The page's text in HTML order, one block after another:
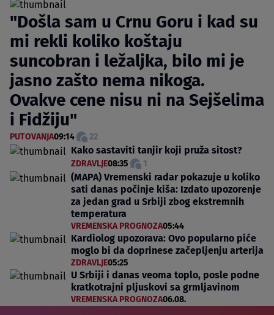
"Došla sam u Crnu Goru i kad su
mi rekli koliko koštaju
suncobran i ležaljka, bilo mi je
jasno zašto nema nikoga.
Ovakve cene nisu ni na Sejšelima
i Fidžiju"
PUTOVANJA09:14 22
Kako sastaviti tanjir koji pruža sitost?
ZDRAVLJE08:35 1
(MAPA) Vremenski radar pokazuje u koliko
sati danas počinje kiša: Izdato upozorenje
za jedan grad u Srbiji zbog ekstremnih
temperatura
VREMENSKA PROGNOZA05:44
Kardiolog upozorava: Ovo popularno piće
moglo bi da doprinese začepljenju arterija
ZDRAVLJE05:25
U Srbiji i danas veoma toplo, posle podne
kratkotrajni pljuskovi sa grmljavinom
VREMENSKA PROGNOZA06.08.